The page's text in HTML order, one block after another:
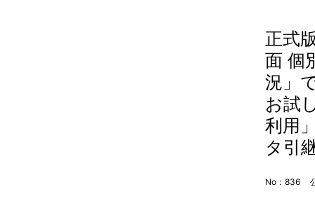
正式
面 個
況」
お試
利用
タ引
No：836